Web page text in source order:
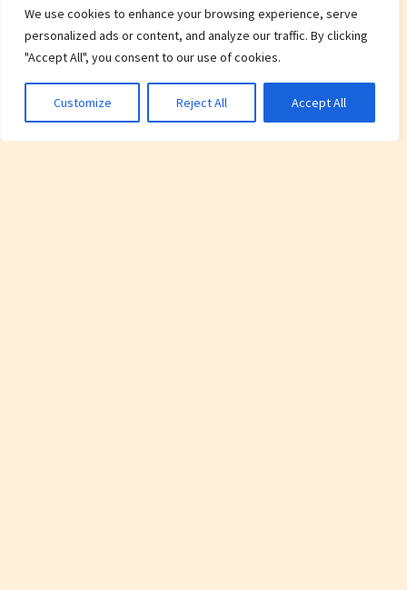
We use cookies to enhance your browsing experience, serve
personalized ads or content, and analyze our traffic. By clicking
"Accept All", you consent to our use of cookies.
Customize Reject All Accept All